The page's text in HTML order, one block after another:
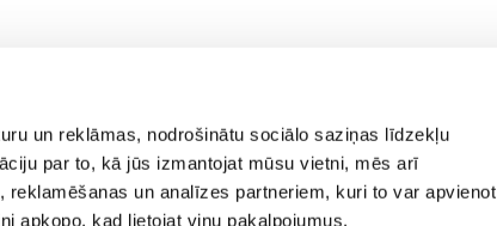
un reklāmas, nodrošinātu sociālo saziņas līdzekļu
par to, kā jūs izmantojat mūsu vietni, mēs arī
un analīzes partneriem, kuri to var apvienot
apkopo, kad lietojat viņu pakalpojumus.